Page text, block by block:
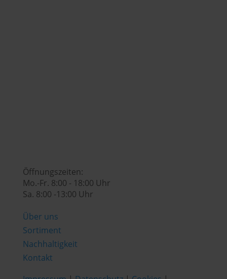
Öffnungszeiten:
Mo.-Fr. 8:00 - 18:00 Uhr
Sa. 8:00 -13:00 Uhr
Über uns
Sortiment
Nachhaltigkeit
Kontakt